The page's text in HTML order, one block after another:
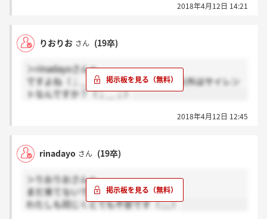
2018年4月12日 14:21
りおりお さん (19卒)
＞rinadayoさんへ
ですよね（；＿；）プリオって通過者以外はサイレン
トなんですか？（；＿；）
2018年4月12日 12:45
rinadayo さん (19卒)
＞りおりおさんへ
まだ来てないです
わたしも同じくとても不安です（ ; ; ）